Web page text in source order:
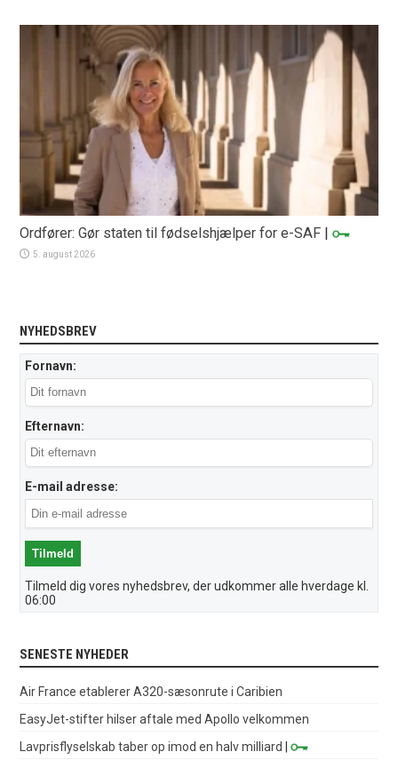
Ordfører: Gør staten til fødselshjælper for e-SAF |
5. august 2026
NYHEDSBREV
Fornavn:
Efternavn:
E-mail adresse:
Tilmeld dig vores nyhedsbrev, der udkommer alle hverdage kl.
06:00
SENESTE NYHEDER
Air France etablerer A320-sæsonrute i Caribien
EasyJet-stifter hilser aftale med Apollo velkommen
Lavprisflyselskab taber op imod en halv milliard
|